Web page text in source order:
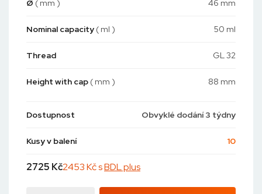
Ø ( mm ) 46 mm
Nominal capacity ( ml ) 50 ml
Thread GL 32
Height with cap ( mm ) 88 mm
Dostupnost Obvyklé dodání 3 týdny
Kusy v balení 10
2725 Kč2453 Kč sBDL plus